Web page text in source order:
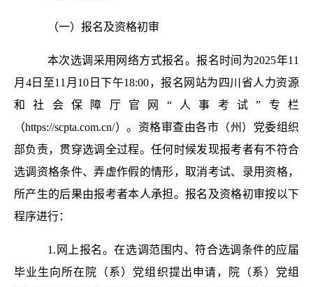
（一）报名及资格初审
本次选调采用网络方式报名。报名时间为2025年11
月4日至11月10日下午18:00，报名网站为四川省人力资源
和社会保障厅官网“人事考试”专栏
（https://scpta.com.cn/）。资格审查由各市（州）党委组织
部负责，贯穿选调全过程。任何时候发现报考者有不符合
选调资格条件、弄虚作假的情形，取消考试、录用资格，
所产生的后果由报考者本人承担。报名及资格初审按以下
程序进行：
1.网上报名。在选调范围内、符合选调条件的应届
毕业生向所在院（系）党组织提出申请，院（系）党组